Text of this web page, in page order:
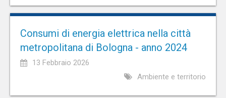
Consumi di energia elettrica nella città
metropolitana di Bologna - anno 2024
13 Febbraio 2026
Ambiente e territorio